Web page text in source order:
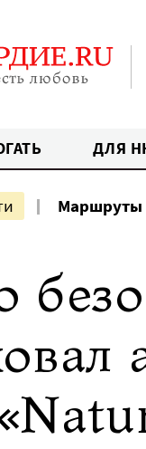
ДЛЯ
Маршруты